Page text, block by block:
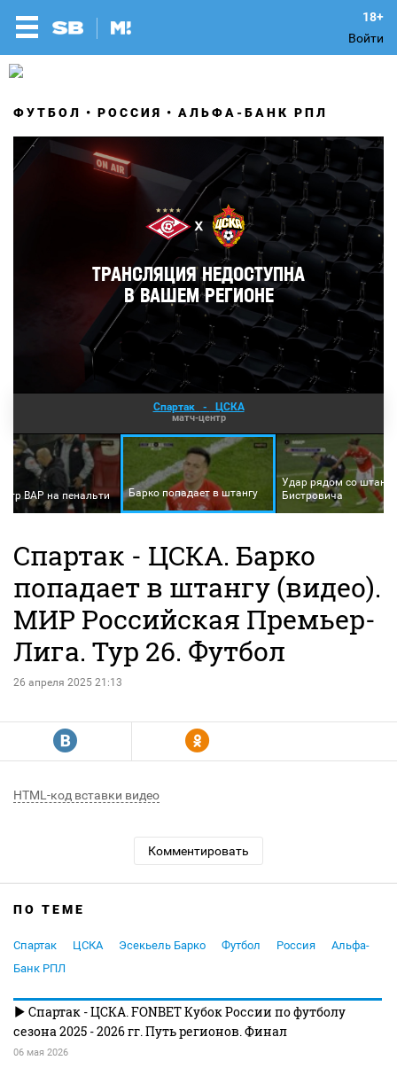
Войти
ФУТБОЛ РОССИЯ АЛЬФА-БАНК РПЛ
Спартак - ЦСКА
матч-центр
ВАР на пенальти Барко попадает в штангу
Удар рядом со
Бистровича
Спартак - ЦСКА. Барко
попадает в штангу (видео).
МИР Российская Премьер-
Лига. Тур 26. Футбол
26 апреля 2025 21:13
R Y
HTML-код вставки видео
Комментировать
ПО ТЕМЕ
Спартак ЦСКА Эсекьель Барко Футбол Россия
Альфа-
Банк РПЛ
Спартак - ЦСКА. FONBET Кубок России по футболу
сезона 2025 - 2026 гг. Путь регионов. Финал
06 мая 2026